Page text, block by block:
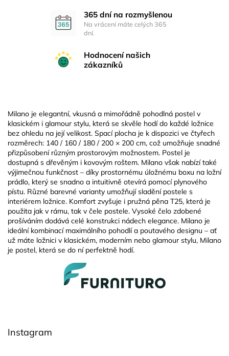
365 dní na rozmyšlenou
Na vrácení máte celých 365
dní.
Hodnocení našich
zákazníků
Milano je elegantní, vkusná a mimořádně pohodlná postel v
klasickém i glamour stylu, která se skvěle hodí do každé ložnice
bez ohledu na její velikost. Spací plocha je k dispozici ve čtyřech
rozměrech: 140 / 160 / 180 / 200 × 200 cm, což umožňuje snadné
přizpůsobení různým prostorovým možnostem. Postel je
dostupná s dřevěným i kovovým roštem. Milano však nabízí také
výjimečnou funkčnost – díky prostornému úložnému boxu na ložní
prádlo, který se snadno a intuitivně otevírá pomocí plynového
pístu. Různé barevné varianty umožňují sladění postele s
interiérem ložnice. Komfort zvyšuje i pružná pěna T25, která je
použita jak v rámu, tak v čele postele. Vysoké čelo zdobené
prošíváním dodává celé konstrukci nádech elegance. Milano je
ideální kombinací maximálního pohodlí a poutavého designu – ať
už máte ložnici v klasickém, moderním nebo glamour stylu, Milano
je postel, která se do ní perfektně hodí.
Instagram